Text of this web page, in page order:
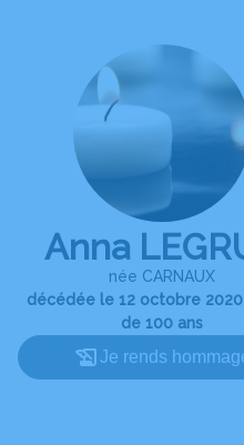
Anna
née CARNAUX
décédée le 12 octobre
de 100 ans
Je rends